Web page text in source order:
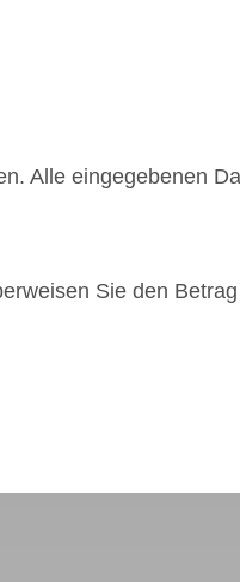
Alle eingegebenen
Sie den